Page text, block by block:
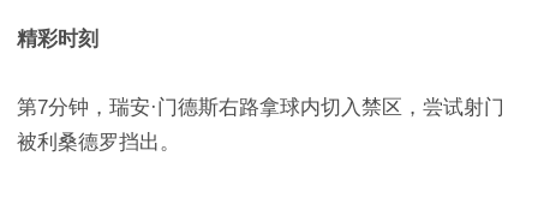
精彩时刻
第7分钟，瑞安·门德斯右路拿球内切入禁区，尝试射门
被利桑德罗挡出。